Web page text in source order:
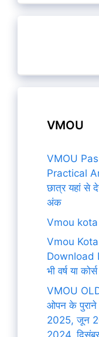
VMOU
VMOU
Practical
छात्र यहां से
अंक
Vmou
Vmou
Download
भी वर्ष या
VMOU
ओपन के पुराने
2025, जून
2024,